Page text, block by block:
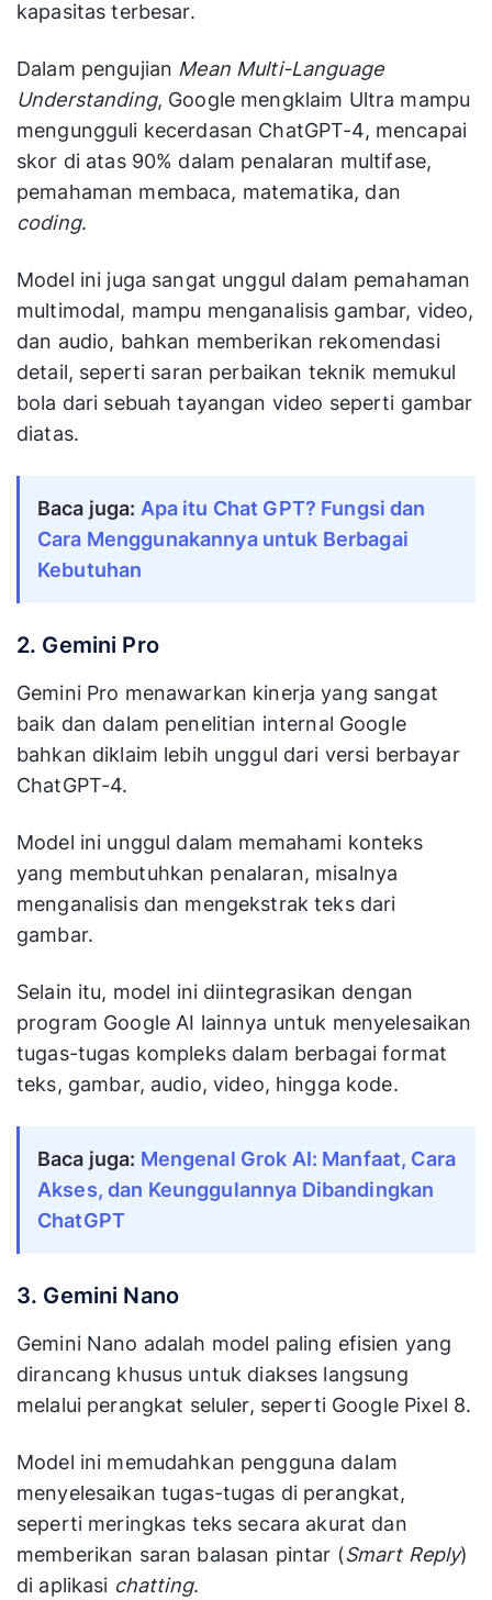
kapasitas terbesar.
Dalam pengujian Mean Multi-Language
Understanding, Google mengklaim Ultra mampu
mengungguli kecerdasan ChatGPT-4, mencapai
skor di atas 90% dalam penalaran multifase,
pemahaman membaca, matematika, dan
coding.
Model ini juga sangat unggul dalam pemahaman
multimodal, mampu menganalisis gambar, video,
dan audio, bahkan memberikan rekomendasi
detail, seperti saran perbaikan teknik memukul
bola dari sebuah tayangan video seperti gambar
diatas.
Baca juga: Apa itu Chat GPT? Fungsi dan
Cara Menggunakannya untuk Berbagai
Kebutuhan
2. Gemini Pro
Gemini Pro menawarkan kinerja yang sangat
baik dan dalam penelitian internal Google
bahkan diklaim lebih unggul dari versi berbayar
ChatGPT-4.
Model ini unggul dalam memahami konteks
yang membutuhkan penalaran, misalnya
menganalisis dan mengekstrak teks dari
gambar.
Selain itu, model ini diintegrasikan dengan
program Google AI lainnya untuk menyelesaikan
tugas-tugas kompleks dalam berbagai format
teks, gambar, audio, video, hingga kode.
Baca juga: Mengenal Grok AI: Manfaat, Cara
Akses, dan Keunggulannya Dibandingkan
ChatGPT
3. Gemini Nano
Gemini Nano adalah model paling efisien yang
dirancang khusus untuk diakses langsung
melalui perangkat seluler, seperti Google Pixel 8.
Model ini memudahkan pengguna dalam
menyelesaikan tugas-tugas di perangkat,
seperti meringkas teks secara akurat dan
memberikan saran balasan pintar (Smart Reply)
di aplikasi chatting.